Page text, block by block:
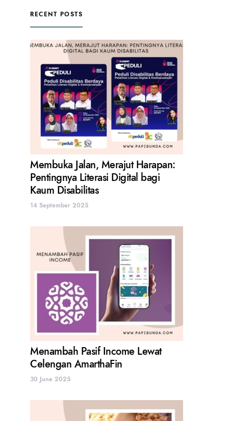
RECENT POSTS
Membuka Jalan, Merajut Harapan:
Pentingnya Literasi Digital bagi
Kaum Disabilitas
14 September 2025
Menambah Pasif Income Lewat
Celengan AmarthaFin
30 June 2025